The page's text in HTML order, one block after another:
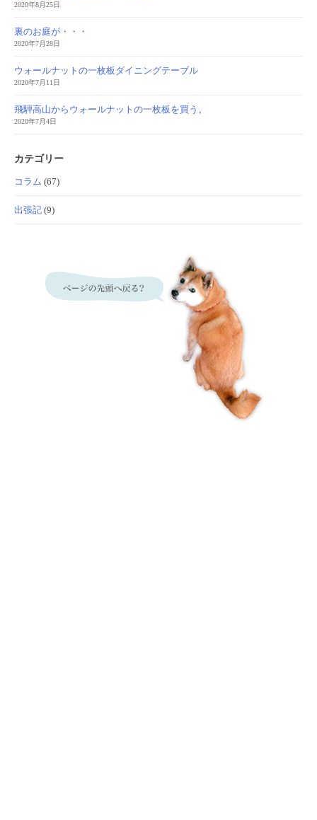
2020年8月25日
裏のお庭が・・・
2020年7月28日
ウォールナットの一枚板ダイニングテーブル
2020年7月11日
飛騨高山からウォールナットの一枚板を買う。
2020年7月4日
カテゴリー
コラム (67)
出張記 (9)